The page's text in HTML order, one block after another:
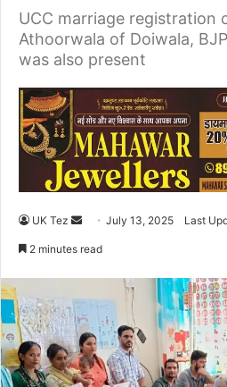
UCC marriage registration
Athoorwala of Doiwala,
was also present
UK Tez
n
e
m
July 13, 2025 Last
2 minutes read